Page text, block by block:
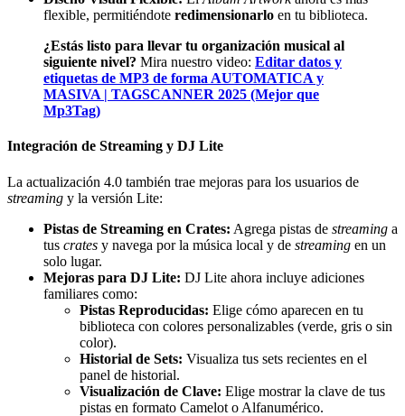
flexible, permitiéndote redimensionarlo en tu biblioteca.
¿Estás listo para llevar tu organización musical al
siguiente nivel? Mira nuestro video: Editar datos y
etiquetas de MP3 de forma AUTOMATICA y
MASIVA | TAGSCANNER 2025 (Mejor que
Mp3Tag)
Integración de Streaming y DJ Lite
La actualización 4.0 también trae mejoras para los usuarios de
streaming y la versión Lite:
Pistas de Streaming en Crates: Agrega pistas de streaming a
tus crates y navega por la música local y de streaming en un
solo lugar.
Mejoras para DJ Lite: DJ Lite ahora incluye adiciones
familiares como:
Pistas Reproducidas: Elige cómo aparecen en tu
biblioteca con colores personalizables (verde, gris o sin
color).
Historial de Sets: Visualiza tus sets recientes en el
panel de historial.
Visualización de Clave: Elige mostrar la clave de tus
pistas en formato Camelot o Alfanumérico.